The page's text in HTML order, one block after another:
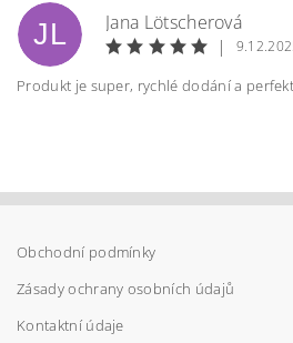
Vložením hodnocení souhlasíte s
ochrany osobních údajů
JL
Jana Lötscherová
|
Produkt je super, rychlé dodání a
Obchodní podmínky
Zásady ochrany osobních údajů
Kontaktní údaje